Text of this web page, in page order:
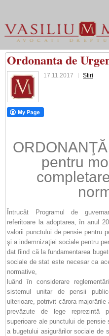
Ordonanta de
17.11.2017 Stiri
pentru
Întrucât Programul de
referitoare la adoptarea, în anul
valorii punctului de pensie pentru
şi a indemnizaţiei sociale pentru
dat fiind că la fundamentarea
sociale de stat este necesar ca
normative,
luând în considerare
sistemul unitar de pensii
ulterioare, potrivit cărora
prevăzute de lege reprezintă
superioare ale punctului de
a bugetului asigurărilor sociale de